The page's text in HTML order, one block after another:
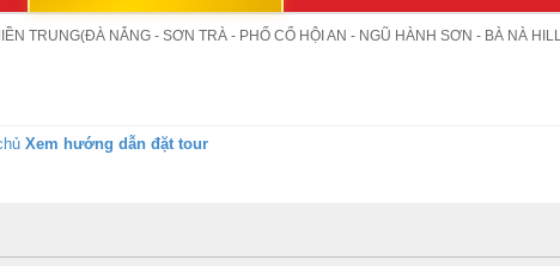
TRUNG(ĐÀ NẴNG - SƠN TRÀ - PHỐ CỔ HỘI AN - NGŨ HÀNH SƠN - BÀ NÀ
Xem hướng dẫn đặt tour